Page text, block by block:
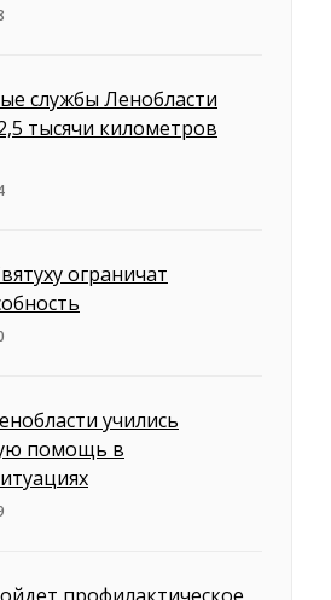
службы Ленобласти
тысячи километров
ограничат
учились
помощь в